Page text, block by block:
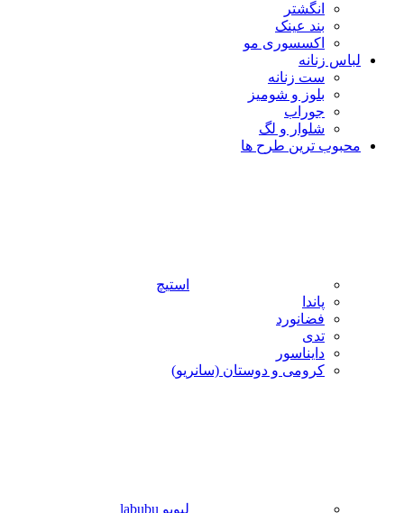
انگشتر
بند عینک
اکسسوری مو
لباس زنانه
ست زنانه
بلوز و شومیز
جوراب
شلوار و لگ
محبوب ترین طرح ها
استیچ
پاندا
فضانورد
تدی
دایناسور
کرومی و دوستان (سانریو)
لبوبو labubu